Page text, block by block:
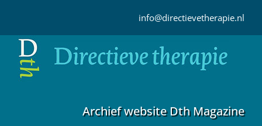
inhoud
info@directievetherapie.nl
Archief website Dth Magazine